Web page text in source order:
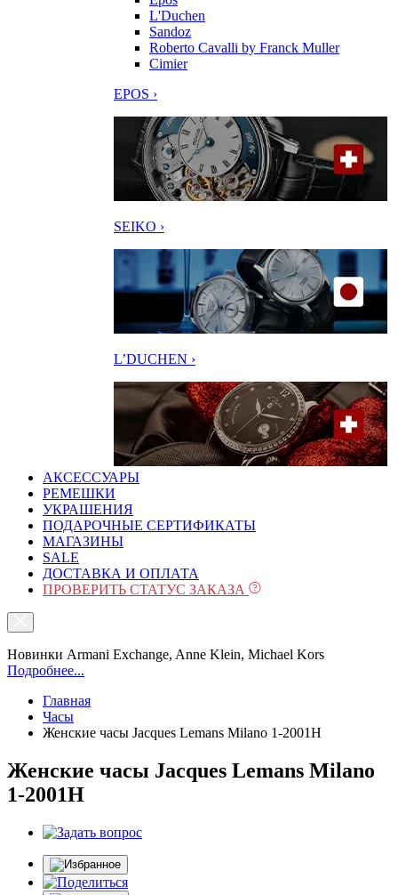
L'Duchen
Sandoz
Roberto Cavalli by Franck Muller
Cimier
EPOS ›
SEIKO ›
L’DUCHEN ›
АКСЕССУАРЫ
РЕМЕШКИ
УКРАШЕНИЯ
ПОДАРОЧНЫЕ СЕРТИФИКАТЫ
МАГАЗИНЫ
SALE
ДОСТАВКА И ОПЛАТА
ПРОВЕРИТЬ СТАТУС ЗАКАЗА
Новинки Armani Exchange, Anne Klein, Michael Kors
Подробнее...
Главная
Часы
Женские часы Jacques Lemans Milano 1-2001H
Женские часы Jacques Lemans Milano
1-2001H